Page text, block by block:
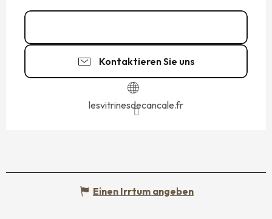
Kontaktieren Sie uns
lesvitrinesdecancale.fr
Einen Irrtum angeben